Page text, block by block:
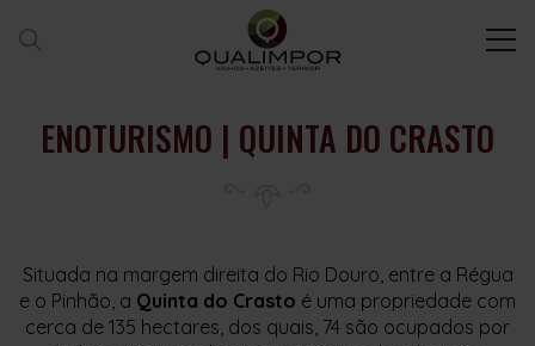
ENOTURISMO | QUINTA DO CRASTO
Situada na margem direita do Rio Douro, entre a Régua
e o Pinhão, a Quinta do Crasto é uma propriedade com
cerca de 135 hectares, dos quais, 74 são ocupados por